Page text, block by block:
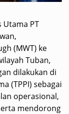
Utama PT
(MWT) ke
Tuban,
dilakukan di
(TPPI) sebagai
operasional,
mendorong